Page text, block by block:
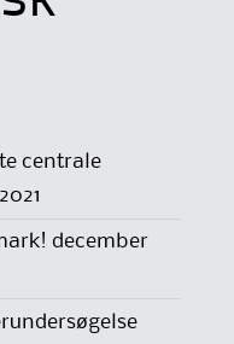
centrale
december